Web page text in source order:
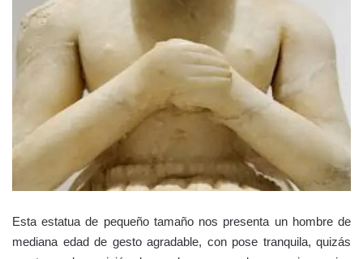
Esta estatua de pequeño tamaño nos presenta un hombre de
mediana edad de gesto agradable, con pose tranquila, quizás